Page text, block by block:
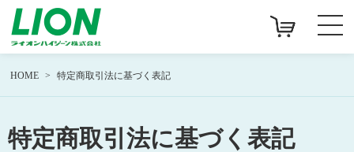
HOME 特定商取引法に基づく表記
特定商取引法に基づく表記